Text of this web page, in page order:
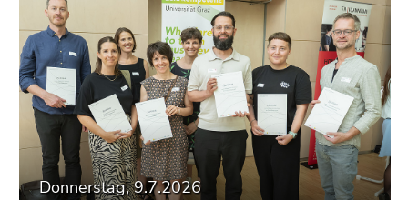
Donnerstag, 9.7.2026